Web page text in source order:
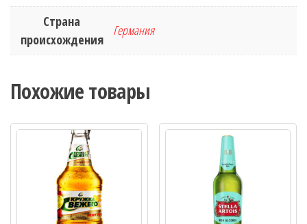
Страна
происхождения
Германия
Похожие товары